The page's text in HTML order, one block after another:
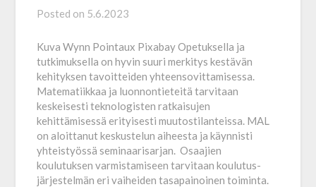
Posted on 5.6.2023
Kuva Wynn Pointaux Pixabay Opetuksella ja
tutkimuksella on hyvin suuri merkitys kestävän
kehityksen tavoitteiden yhteensovittamisessa.
Matematiikkaa ja luonnontieteitä tarvitaan
keskeisesti teknologisten ratkaisujen
kehittämisessä erityisesti muutostilanteissa. MAL
on aloittanut keskustelun aiheesta ja käynnisti
yhteistyössä seminaarisarjan. Osaajien
koulutuksen varmistamiseen tarvitaan koulutus­
järjestelmän eri vaiheiden tasapainoinen toiminta.